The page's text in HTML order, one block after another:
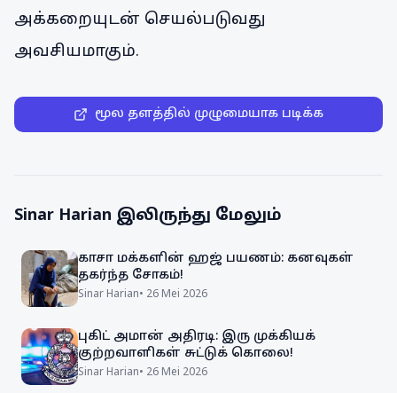
அக்கறையுடன் செயல்படுவது
அவசியமாகும்.
மூல தளத்தில் முழுமையாக படிக்க
Sinar Harian இலிருந்து மேலும்
காசா மக்களின் ஹஜ் பயணம்: கனவுகள்
தகர்ந்த சோகம்!
Sinar Harian• 26 Mei 2026
புகிட் அமான் அதிரடி: இரு முக்கியக்
குற்றவாளிகள் சுட்டுக் கொலை!
Sinar Harian• 26 Mei 2026